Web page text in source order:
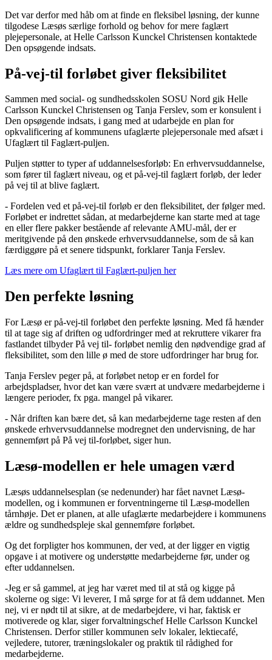
Det var derfor med håb om at finde en fleksibel løsning, der kunne
tilgodese Læsøs særlige forhold og behov for mere faglært
plejepersonale, at Helle Carlsson Kunckel Christensen kontaktede
Den opsøgende indsats.
På-vej-til forløbet giver fleksibilitet
Sammen med social- og sundhedsskolen SOSU Nord gik Helle
Carlsson Kunckel Christensen og Tanja Ferslev, som er konsulent i
Den opsøgende indsats, i gang med at udarbejde en plan for
opkvalificering af kommunens ufaglærte plejepersonale med afsæt i
Ufaglært til Faglært-puljen.
Puljen støtter to typer af uddannelsesforløb: En erhvervsuddannelse,
som fører til faglært niveau, og et på-vej-til faglært forløb, der leder
på vej til at blive faglært.
- Fordelen ved et på-vej-til forløb er den fleksibilitet, der følger med.
Forløbet er indrettet sådan, at medarbejderne kan starte med at tage
en eller flere pakker bestående af relevante AMU-mål, der er
meritgivende på den ønskede erhvervsuddannelse, som de så kan
færdiggøre på et senere tidspunkt, forklarer Tanja Ferslev.
Læs mere om Ufaglært til Faglært-puljen her
Den perfekte løsning
For Læsø er på-vej-til forløbet den perfekte løsning. Med få hænder
til at tage sig af driften og udfordringer med at rekruttere vikarer fra
fastlandet tilbyder På vej til- forløbet nemlig den nødvendige grad af
fleksibilitet, som den lille ø med de store udfordringer har brug for.
Tanja Ferslev peger på, at forløbet netop er en fordel for
arbejdspladser, hvor det kan være svært at undvære medarbejderne i
længere perioder, fx pga. mangel på vikarer.
- Når driften kan bære det, så kan medarbejderne tage resten af den
ønskede erhvervsuddannelse modregnet den undervisning, de har
gennemført på På vej til-forløbet, siger hun.
Læsø-modellen er hele umagen værd
Læsøs uddannelsesplan (se nedenunder) har fået navnet Læsø-
modellen, og i kommunen er forventningerne til Læsø-modellen
tårnhøje. Det er planen, at alle ufaglærte medarbejdere i kommunens
ældre og sundhedspleje skal gennemføre forløbet.
Og det forpligter hos kommunen, der ved, at der ligger en vigtig
opgave i at motivere og understøtte medarbejderne før, under og
efter uddannelsen.
-Jeg er så gammel, at jeg har været med til at stå og kigge på
skolerne og sige: Vi leverer, I må sørge for at få dem uddannet. Men
nej, vi er nødt til at sikre, at de medarbejdere, vi har, faktisk er
motiverede og klar, siger forvaltningschef Helle Carlsson Kunckel
Christensen. Derfor stiller kommunen selv lokaler, lektiecafé,
vejledere, tutorer, træningslokaler og praktik til rådighed for
medarbejderne.